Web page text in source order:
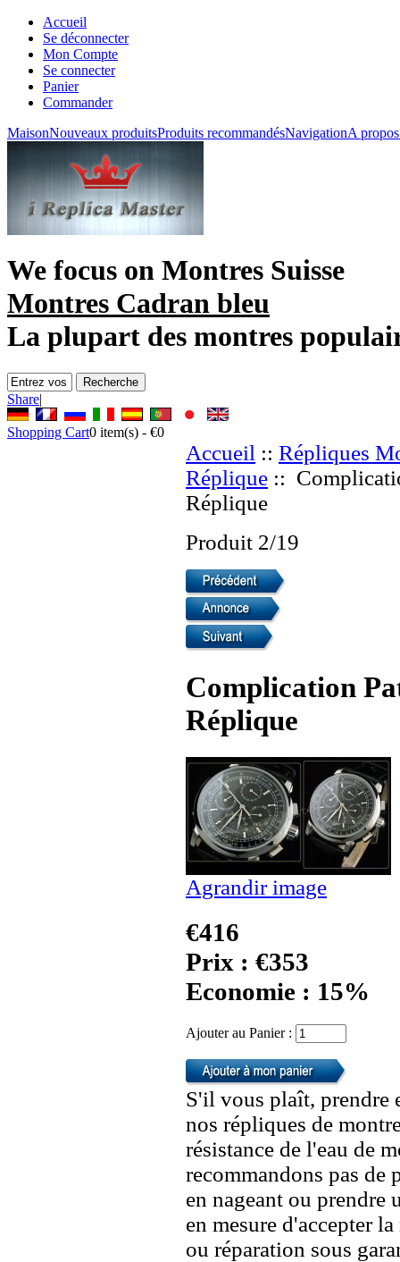
Accueil
Se déconnecter
Mon Compte
Se connecter
Panier
Commander
MaisonNouveaux produitsProduits recommandésNavigationA
We focus on Montres Suisse
Montres Cadran bleu
La plupart des montres
Share|
Shopping Cart0 item(s) - €0
Accueil :: Répliques
Réplique ::
Réplique
Produit 2/19
Complication
Réplique
Agrandir image
€416
Prix : €353
Economie : 15%
Ajouter au Panier :
S'il vous plaît, prendre
nos répliques de
résistance de l'eau de
recommandons pas de
en nageant ou prendre
en mesure d'accepter
ou réparation sous